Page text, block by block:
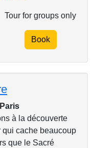
Tour for groups only
Book
à la découverte
qui cache beaucoup
que le Sacré